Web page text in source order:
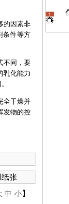
的因素非
条件等方
不同，要
乳化能力
全干燥并
发物的控
张
中 小】